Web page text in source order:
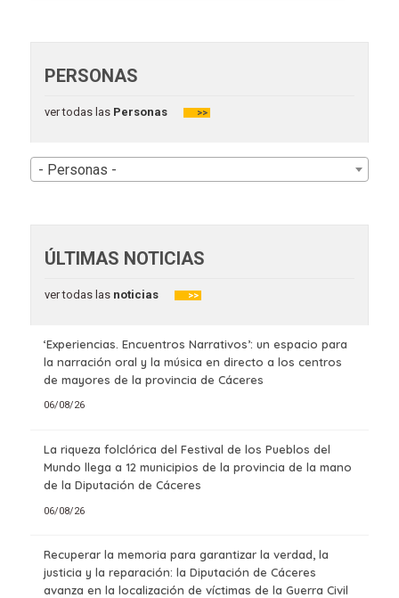
PERSONAS
ver todas lasPersonas >>
- Personas -
ÚLTIMAS NOTICIAS
ver todas lasnoticias >>
‘Experiencias. Encuentros Narrativos’: un espacio para
la narración oral y la música en directo a los centros
de mayores de la provincia de Cáceres
06/08/26
La riqueza folclórica del Festival de los Pueblos del
Mundo llega a 12 municipios de la provincia de la mano
de la Diputación de Cáceres
06/08/26
Recuperar la memoria para garantizar la verdad, la
justicia y la reparación: la Diputación de Cáceres
avanza en la localización de víctimas de la Guerra Civil